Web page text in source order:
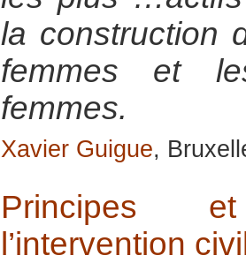
la construction
femmes et
femmes.
Xavier Guigue,
Principes
l’intervention